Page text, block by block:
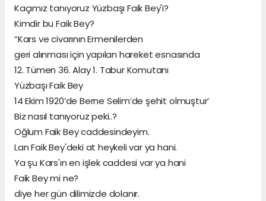
Kaçımız tanıyoruz Yüzbaşı Faik Bey'i?
Kimdir bu Faik Bey?
“Kars ve civarının Ermenilerden
geri alınması için yapılan hareket esnasında
12. Tümen 36. Alay 1. Tabur Komutanı
Yüzbaşı Faik Bey
14 Ekim 1920’de Berne Selim’de şehit olmuştur’
Biz nasıl tanıyoruz peki..?
Oğlum Faik Bey caddesindeyim.
Lan Faik Bey'deki at heykeli var ya hani.
Ya şu Kars'ın en işlek caddesi var ya hani
Faik Bey mi ne?
diye her gün dilimizde dolanır.